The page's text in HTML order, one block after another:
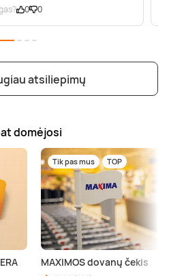
0 0
atsiliepimų
domėjosi
Tik pas mus TOP
MAXIMOS dovanų čekis